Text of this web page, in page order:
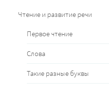
Чтение и развитие речи
Первое чтение
Слова
Такие разные буквы